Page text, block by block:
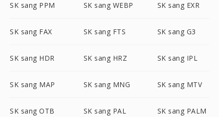
SK sang PPM SK sang WEBP SK sang EXR
SK sang FAX SK sang FTS SK sang G3
SK sang HDR SK sang HRZ SK sang IPL
SK sang MAP SK sang MNG SK sang MTV
SK sang OTB SK sang PAL SK sang PALM